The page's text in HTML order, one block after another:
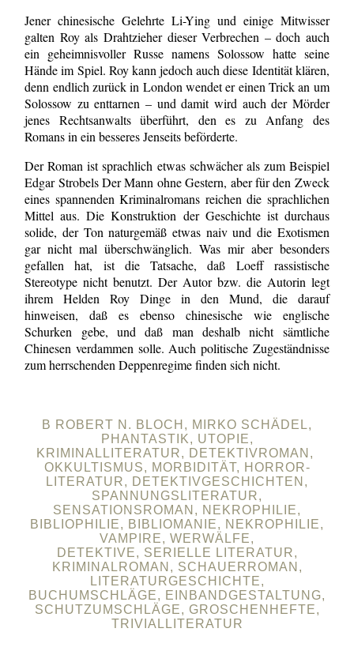
Jener chinesische Gelehrte Li-Ying und einige Mitwisser
galten Roy als Drahtzieher dieser Verbrechen – doch auch
ein geheimnisvoller Russe namens Solossow hatte seine
Hände im Spiel. Roy kann jedoch auch diese Identität klären,
denn endlich zurück in London wendet er einen Trick an um
Solossow zu enttarnen – und damit wird auch der Mörder
jenes Rechtsanwalts überführt, den es zu Anfang des
Romans in ein besseres Jenseits beförderte.
Der Roman ist sprachlich etwas schwächer als zum Beispiel
Edgar Strobels Der Mann ohne Gestern, aber für den Zweck
eines spannenden Kriminalromans reichen die sprachlichen
Mittel aus. Die Konstruktion der Geschichte ist durchaus
solide, der Ton naturgemäß etwas naiv und die Exotismen
gar nicht mal überschwänglich. Was mir aber besonders
gefallen hat, ist die Tatsache, daß Loeff rassistische
Stereotype nicht benutzt. Der Autor bzw. die Autorin legt
ihrem Helden Roy Dinge in den Mund, die darauf
hinweisen, daß es ebenso chinesische wie englische
Schurken gebe, und daß man deshalb nicht sämtliche
Chinesen verdammen solle. Auch politische Zugeständnisse
zum herrschenden Deppenregime finden sich nicht.
B ROBERT N. BLOCH, MIRKO SCHÄDEL,
PHANTASTIK, UTOPIE,
KRIMINALLITERATUR, DETEKTIVROMAN,
OKKULTISMUS, MORBIDITÄT, HORROR-
LITERATUR, DETEKTIVGESCHICHTEN,
SPANNUNGSLITERATUR,
SENSATIONSROMAN, NEKROPHILIE,
BIBLIOPHILIE, BIBLIOMANIE, NEKROPHILIE,
VAMPIRE, WERWÄLFE,
DETEKTIVE, SERIELLE LITERATUR,
KRIMINALROMAN, SCHAUERROMAN,
LITERATURGESCHICHTE,
BUCHUMSCHLÄGE, EINBANDGESTALTUNG,
SCHUTZUMSCHLÄGE, GROSCHENHEFTE,
TRIVIALLITERATUR